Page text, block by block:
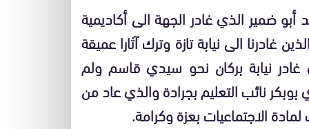
ضمير الذي غادر الجهة الى أكاديمية
غادرنا الى نيابة تازة وترك آثارا عميقة
غادر نيابة بركان نحو سيدي قاسم ولم
نائب التعليم بجرادة والذي عاد من
الاجتماعيات بعزة وكرامة.